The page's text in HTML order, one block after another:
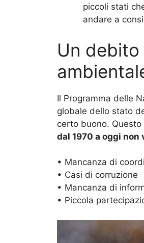
piccoli stati
andare a
Un
Il Programma delle
globale dello stato
certo buono.
dal 1970 a oggi
• Mancanza di
• Casi di corruzione
• Mancanza di
• Piccola